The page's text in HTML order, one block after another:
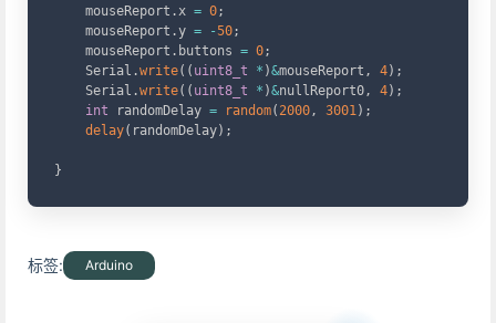
    mouseReport
.x = 0;
    mouseReport
.y = -50;
    mouseReport
. buttons = 0;
    Serial
.write( ( uint8_t * )&mouseReport , 4) ;
    Serial
.write( ( uint8_t * )&nullReport0, 4) ;
int randomDelay = random( 2000, 3001) ;
delay( randomDelay) ;
}
标签: Arduino